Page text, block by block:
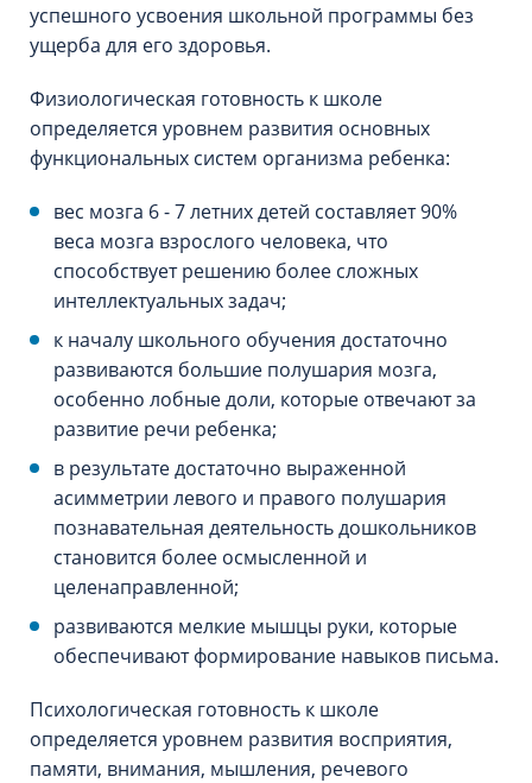
успешного усвоения школьной программы без
ущерба для его здоровья.
Физиологическая готовность к школе
определяется уровнем развития основных
функциональных систем организма ребенка:
вес мозга 6 - 7 летних детей составляет 90%
веса мозга взрослого человека, что
способствует решению более сложных
интеллектуальных задач;
к началу школьного обучения достаточно
развиваются большие полушария мозга,
особенно лобные доли, которые отвечают за
развитие речи ребенка;
в результате достаточно выраженной
асимметрии левого и правого полушария
познавательная деятельность дошкольников
становится более осмысленной и
целенаправленной;
развиваются мелкие мышцы руки, которые
обеспечивают формирование навыков письма.
Психологическая готовность к школе
определяется уровнем развития восприятия,
памяти, внимания, мышления, речевого